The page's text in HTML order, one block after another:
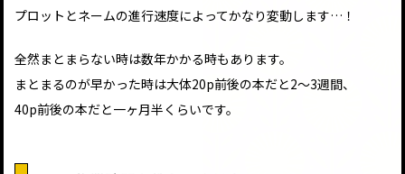
プロットとネームの進行速度によってかなり変動します…！
全然まとまらない時は数年かかる時もあります。
まとまるのが早かった時は大体20p前後の本だと2〜3週間、
40p前後の本だと一ヶ月半くらいです。